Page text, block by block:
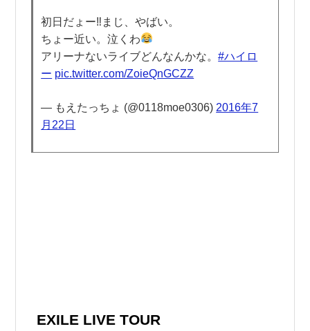
初日だょー‼︎まじ、やばい。
ちょー近い。泣くわ
アリーナないライブどんなんかな。#ハイロ
ー pic.twitter.com/ZoieQnGCZZ
— もえたっちょ (@0118moe0306) 2016年7
月22日
EXILE LIVE TOUR